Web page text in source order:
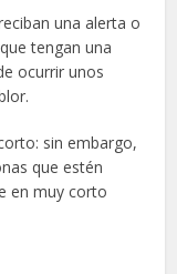
una alerta o
tengan una
ocurrir unos
sin embargo,
que estén
en muy corto